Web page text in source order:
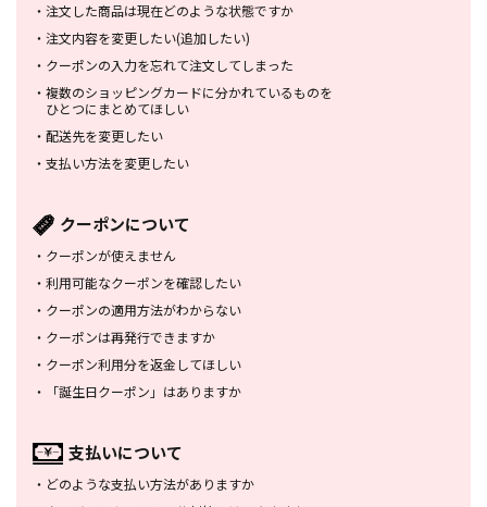
・ 注文した商品は現在どのような状態ですか
・ 注文内容を変更したい(追加したい)
・ クーポンの入力を忘れて注文してしまった
・ 複数のショッピングカードに分かれているものを
ひとつにまとめてほしい
・ 配送先を変更したい
・ 支払い方法を変更したい
クーポンについて
・ クーポンが使えません
・ 利用可能なクーポンを確認したい
・ クーポンの適用方法がわからない
・ クーポンは再発行できますか
・ クーポン利用分を返金してほしい
・
「誕生日クーポン」はありますか
支払いについて
・ どのような支払い方法がありますか